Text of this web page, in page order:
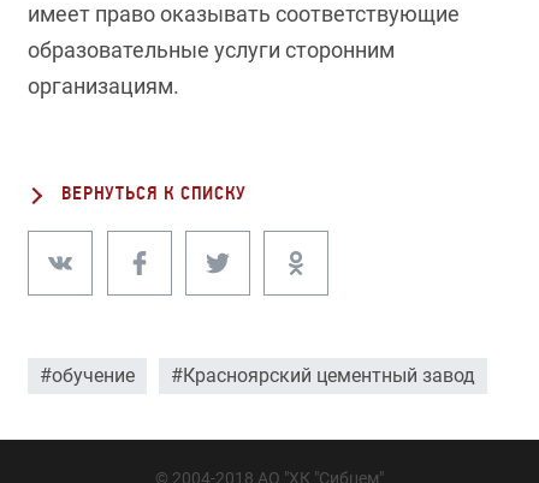
имеет право оказывать соответствующие
образовательные услуги сторонним
организациям.
ВЕРНУТЬСЯ К СПИСКУ
#обучение #Красноярский цементный завод
© 2004-2018 АО "ХК "Сибцем"